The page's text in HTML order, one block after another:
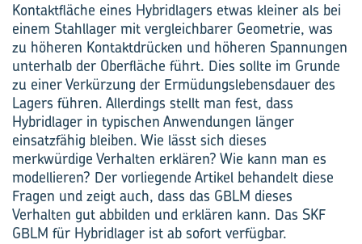
Kontaktfläche eines Hybridlagers etwas kleiner als bei
einem Stahllager mit vergleichbarer Geometrie, was
zu höheren Kontaktdrücken und höheren Spannungen
unterhalb der Oberfläche führt. Dies sollte im Grunde
zu einer Verkürzung der Ermüdungslebensdauer des
Lagers führen. Allerdings stellt man fest, dass
Hybridlager in typischen Anwendungen länger
einsatzfähig bleiben. Wie lässt sich dieses
merkwürdige Verhalten erklären? Wie kann man es
modellieren? Der vorliegende Artikel behandelt diese
Fragen und zeigt auch, dass das GBLM dieses
Verhalten gut abbilden und erklären kann. Das SKF
GBLM für Hybridlager ist ab sofort verfügbar.